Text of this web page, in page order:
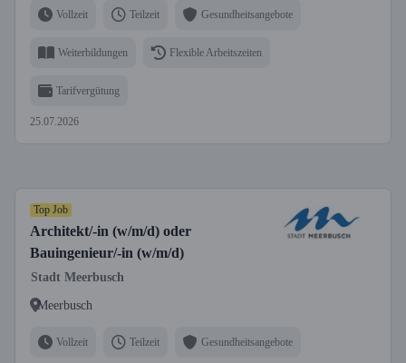
Vollzeit Teilzeit Gesundheitsangebote
Weiterbildungen Flexible Arbeitszeiten
Tarifvergütung
25.07.2026
Top Job
Architekt/-in (w/m/d) oder
Bauingenieur/-in (w/m/d)
Stadt Meerbusch
Meerbusch
Vollzeit Teilzeit Gesundheitsangebote